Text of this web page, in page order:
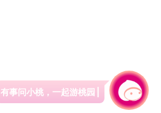
有事问小桃，一起游桃园